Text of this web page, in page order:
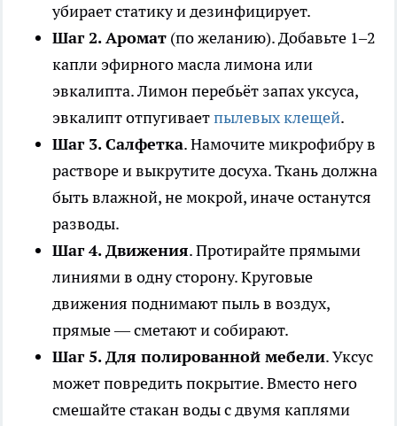
убирает статику и дезинфицирует.
Шаг 2. Аромат (по желанию). Добавьте 1–2
капли эфирного масла лимона или
эвкалипта. Лимон перебьёт запах уксуса,
эвкалипт отпугиваетпылевых клещей.
Шаг 3. Салфетка. Намочите микрофибру в
растворе и выкрутите досуха. Ткань должна
быть влажной, не мокрой, иначе останутся
разводы.
Шаг 4. Движения. Протирайте прямыми
линиями в одну сторону. Круговые
движения поднимают пыль в воздух,
прямые — сметают и собирают.
Шаг 5. Для полированной мебели. Уксус
может повредить покрытие. Вместо него
смешайте стакан воды с двумя каплями